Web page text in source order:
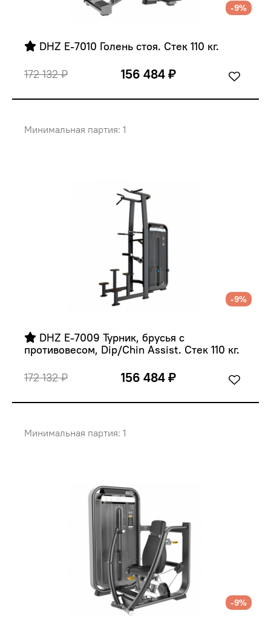
-9%
DHZ E-7010 Голень стоя. Стек 110 кг.
172 132 ₽
156 484 ₽
Минимальная партия: 1
-9%
DHZ E-7009 Турник, брусья с
противовесом, Dip/Chin Assist. Стек 110 кг.
172 132 ₽
156 484 ₽
Минимальная партия: 1
-9%